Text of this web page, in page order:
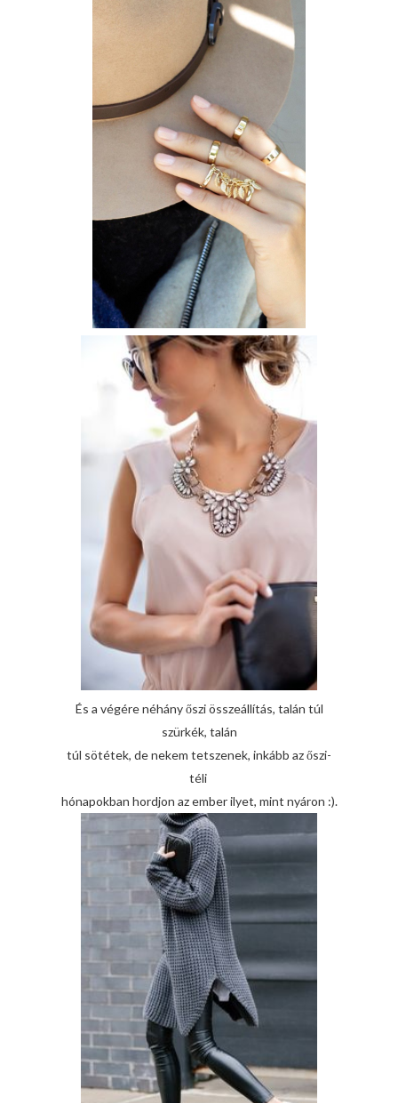
És a végére néhány őszi összeállítás, talán túl
szürkék, talán
túl sötétek, de nekem tetszenek, inkább az őszi-
téli
hónapokban hordjon az ember ilyet, mint nyáron :).